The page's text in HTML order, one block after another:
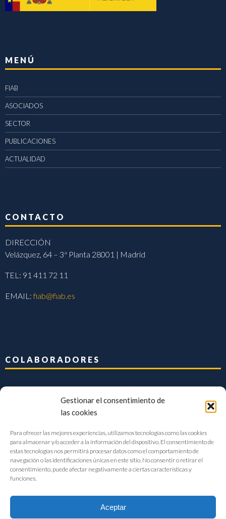
Gestionar el consentimiento de
las cookies
Para ofrecer las mejores experiencias, utilizamos tecnologías como las cookies
para almacenar y/o acceder a la información del dispositivo. El consentimiento de
estas tecnologías nos permitirá procesar datos como el comportamiento de
navegación o las identificaciones únicas en este sitio. No consentir o retirar el
consentimiento, puede afectar negativamente a ciertas características y
funciones.
Aceptar
MENÚ
FIAB
ASOCIADOS
SECTOR
PUBLICACIONES
ACTUALIDAD
CONTACTO
DIRECCIÓN
Velázquez, 64 – 3ª Planta 28001 | Madrid
TEL: 91 411 72 11
EMAIL:fiab@fiab.es
COLABORADORES